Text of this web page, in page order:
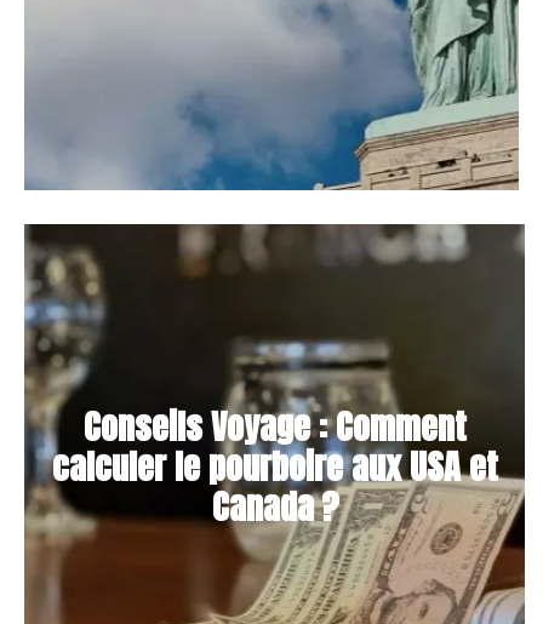
Conseils Voyage : Comment
calculer le pourboire aux USA et
Canada ?